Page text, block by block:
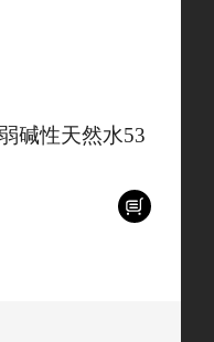
碱性天然水53